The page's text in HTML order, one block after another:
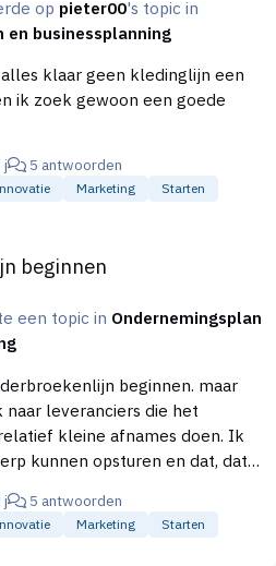
op pieter00's topic in
en businessplanning
klaar geen kledinglijn een
ik zoek gewoon een goede
j 5 antwoorden
Marketing Starten
beginnen
een topic in Ondernemingsplan
leveranciers die het
kleine afnames doen. Ik
kunnen opsturen en dat, dat
pieter
j 5 antwoorden
Marketing Starten